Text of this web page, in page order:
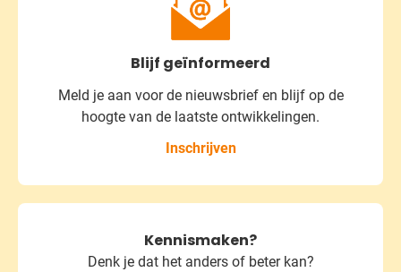
Blijf geïnformeerd
Meld je aan voor de nieuwsbrief en blijf op de
hoogte van de laatste ontwikkelingen.
Inschrijven
Kennismaken?
Denk je dat het anders of beter kan?